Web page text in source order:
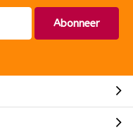
Abonneer